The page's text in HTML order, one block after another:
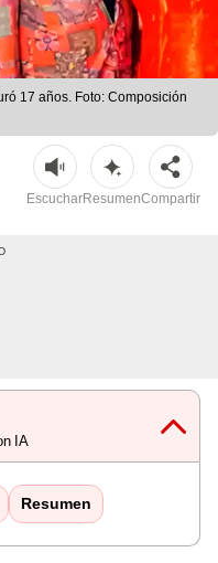
17 años. Foto: Composición
EscucharResumenCompartir
IA
Resumen